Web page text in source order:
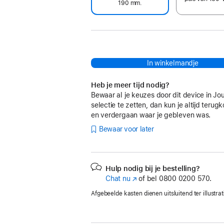
190 mm.
In winkelmandje
Heb je meer tijd nodig?
Bewaar al je keuzes door dit device in
selectie te zetten, dan kun je altijd
en verdergaan waar je gebleven was.
Bewaar voor later
Hulp nodig bij je bestelling?
Chat nu (Wordt
nieuw
of bel 0800 0200 570.
Afgebeelde kasten dienen uitsluitend ter